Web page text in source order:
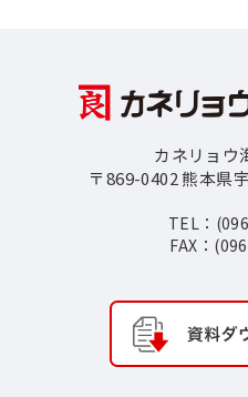
カネリョウ
〒869-0402 熊本県
TEL：
FAX：